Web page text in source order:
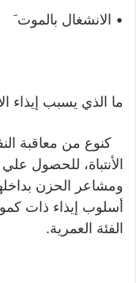
• الانشغال بالموت َ
ما الذي يسبب إيذاء
كنوع من معاقبة
الأنتباة، للحصول
ومشاعر الحزن
أسلوب إيذاء ذات
الفئة العمرية.